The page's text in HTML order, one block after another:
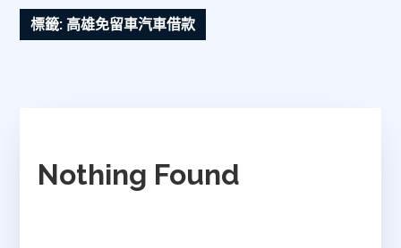
標籤: 高雄免留車汽車借款
Nothing Found